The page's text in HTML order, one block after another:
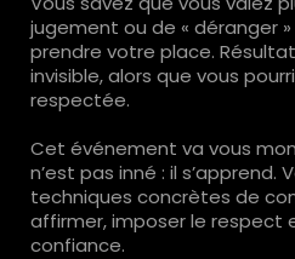
jugement ou de « déranger
prendre votre place.
invisible, alors que vous
respectée.
Cet événement va vous
n’est pas inné : il
techniques concrètes de
affirmer, imposer le respect
confiance.